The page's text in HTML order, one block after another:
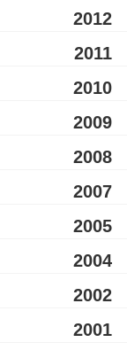
2012
2011
2010
2009
2008
2007
2005
2004
2002
2001